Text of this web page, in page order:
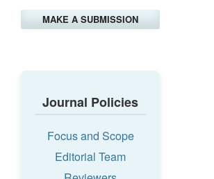
MAKE A SUBMISSION
Journal Policies
Focus and Scope
Editorial Team